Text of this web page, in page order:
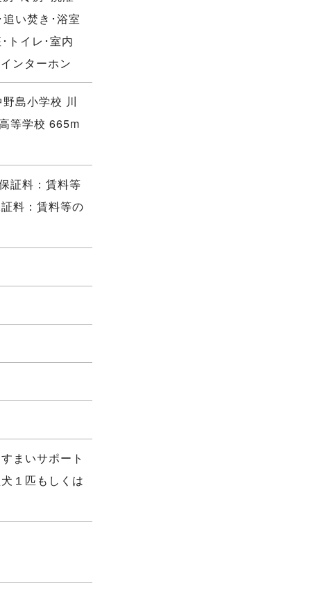
い焚き･浴室
トイレ･室内
ンターホン
島小学校 川
等学校 665m
証料：賃料等
料：賃料等の
まいサポート
１匹もしくは